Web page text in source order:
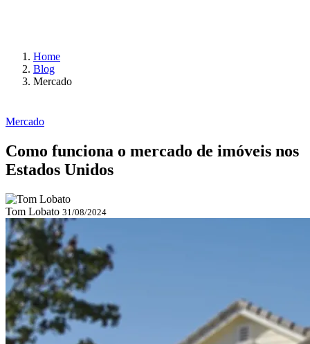
Home
Blog
Mercado
Mercado
Como funciona o mercado de imóveis nos
Estados Unidos
Tom Lobato 31/08/2024